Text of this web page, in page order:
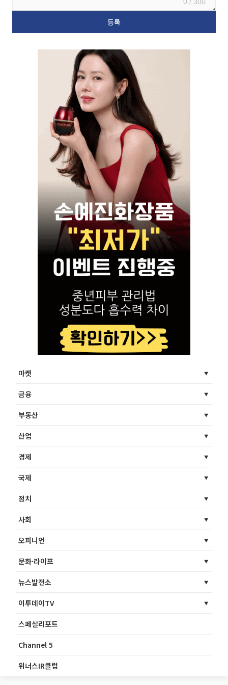
마켓
금융
부동산
산업
경제
국제
정치
사회
오피니언
문화·라이프
뉴스발전소
이투데이TV
스페셜리포트
Channel 5
위너스IR클럽